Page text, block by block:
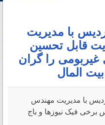
با مدیریت
قابل تحسین
را گران
المال
با مدیریت مهندس
برخی فیک نیوزها و باج